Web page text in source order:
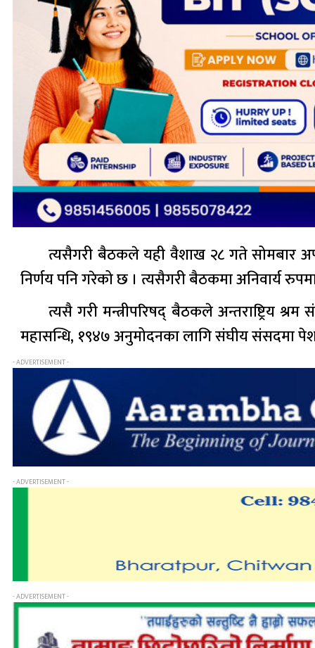
त्यसैगरी बैठकले यही वैशाख २८ गते सोमबार
निर्णय पनि गरेको छ । त्यसैगरी बैठकमा अनिवार्य
त्यसै गरी मन्त्रीपरिषद् बैठकले अन्तराष्ट्रिय
महासन्धि, १९४७ अनुमोदनका लागि संघीय संसदमा पेश
- ADVERTISEMENT -
- ADVERTISEMENT -
- ADVERTISEMENT -